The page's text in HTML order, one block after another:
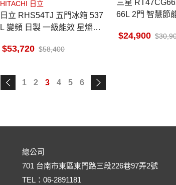
HITACHI 日立
日立 RHS54TJ 五門冰箱 537
L 變頻 日製 一級能效 星燦金
53,720 58,400
三星 RT47CG662AS9 冰箱 4
66L 2門 智慧節
24,900
1 2 3 4 5 6
總公司
701 台南市東區東門路三段226巷97弄2號
TEL： 06-2891181